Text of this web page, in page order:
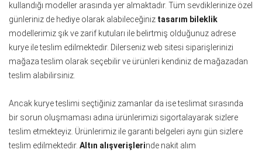
kullandığı modeller arasında yer almaktadır. Tüm sevdiklerinize özel
günleriniz de hediye olarak alabileceğiniz tasarım bileklik
modellerimiz şık ve zarif kutuları ile belirtmiş olduğunuz adrese
kurye ile teslim edilmektedir. Dilerseniz web sitesi siparişlerinizi
mağaza teslim olarak seçebilir ve ürünleri kendiniz de mağazadan
teslim alabilirsiniz.
Ancak kurye teslimi seçtiğiniz zamanlar da ise teslimat sırasında
bir sorun oluşmaması adına ürünlerimizi sigortalayarak sizlere
teslim etmekteyiz. Ürünlerimiz ile garanti belgeleri aynı gün sizlere
teslim edilmektedir. Altın alışverişlerinde nakit alım